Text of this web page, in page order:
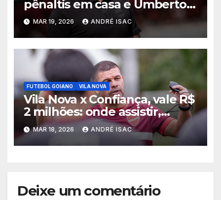
pênaltis em casa e Umberto
Louzer é demitido
MAR 19, 2026 ANDRÉ ISAC
FUTEBOL GOIANO VILA NOVA
Vila Nova x Confiança, vale R$
2 milhões: onde assistir,
horário e escalações pela
Copa do Brasil
MAR 18, 2026 ANDRÉ ISAC
Deixe um comentário